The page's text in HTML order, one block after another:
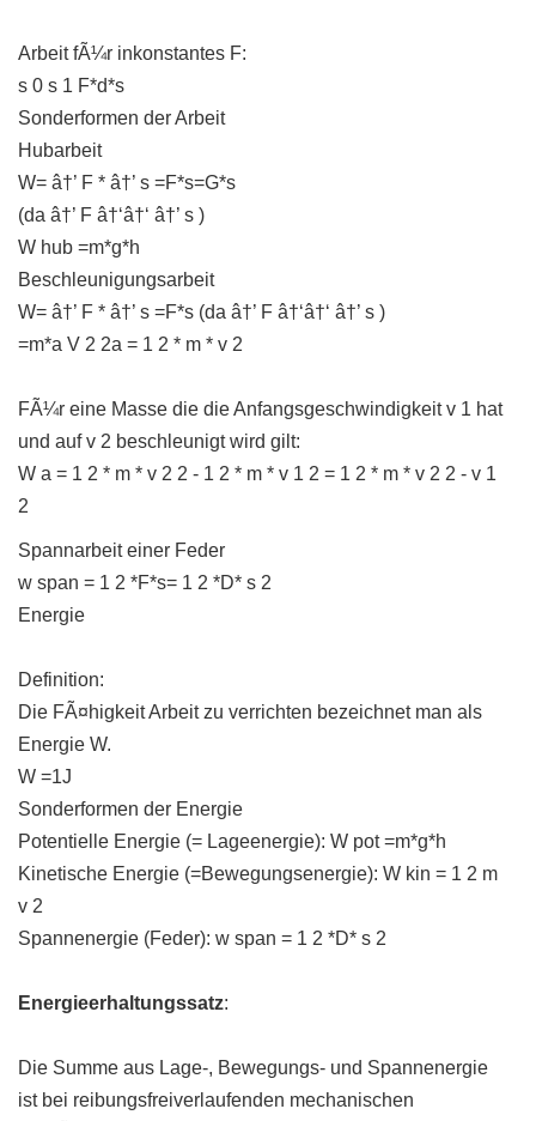
Arbeit fÃ¼r inkonstantes F:
s 0 s 1 F*d*s
Sonderformen der Arbeit
Hubarbeit
W= â†’ F * â†’ s =F*s=G*s
(da â†’ F â†‘â†‘ â†’ s )
W hub =m*g*h
Beschleunigungsarbeit
W= â†’ F * â†’ s =F*s (da â†’ F â†‘â†‘ â†’ s )
=m*a V 2 2a = 1 2 * m * v 2
FÃ¼r eine Masse die die Anfangsgeschwindigkeit v 1 hat
und auf v 2 beschleunigt wird gilt:
W a = 1 2 * m * v 2 2 - 1 2 * m * v 1 2 = 1 2 * m * v 2 2 - v 1
2
Spannarbeit einer Feder
w span = 1 2 *F*s= 1 2 *D* s 2
Energie
Definition:
Die FÃ¤higkeit Arbeit zu verrichten bezeichnet man als
Energie W.
W =1J
Sonderformen der Energie
Potentielle Energie (= Lageenergie): W pot =m*g*h
Kinetische Energie (=Bewegungsenergie): W kin = 1 2 m
v 2
Spannenergie (Feder): w span = 1 2 *D* s 2
Energieerhaltungssatz:
Die Summe aus Lage-, Bewegungs- und Spannenergie
ist bei reibungsfreiverlaufenden mechanischen